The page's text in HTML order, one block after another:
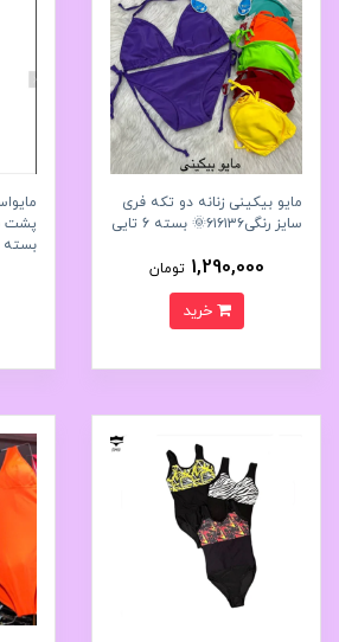
مایو بیکینی زنانه دو تکه فری
سایز رنگی۶۱۶۱۳۶🌞 بسته 6 تایی
1,290,000 تومان
خرید
بسته 6 تایی